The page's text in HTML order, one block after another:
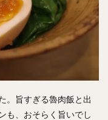
。旨すぎる魯肉飯と出
も、おそらく旨いでし